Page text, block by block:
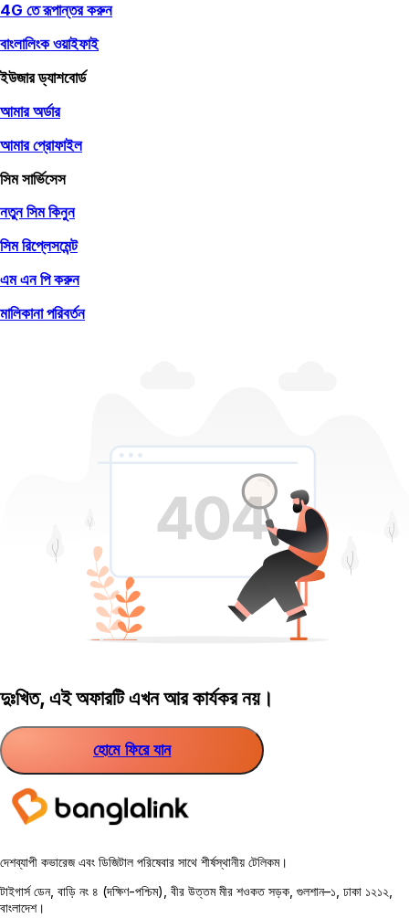
4G তে রূপান্তর করুন
বাংলালিংক ওয়াইফাই
ইউজার ড্যাশবোর্ড
আমার অর্ডার
আমার প্রোফাইল
সিম সার্ভিসেস
নতুন সিম কিনুন
সিম রিপ্লেসমেন্ট
এম এন পি করুন
মালিকানা পরিবর্তন
দুঃখিত, এই অফারটি এখন আর কার্যকর নয়।
হোমে ফিরে যান
দেশব্যাপী কভারেজ এবং ডিজিটাল পরিষেবার সাথে শীর্ষস্থানীয় টেলিকম।
টাইগার্স ডেন, বাড়ি নং ৪ (দক্ষিণ-পশ্চিম), বীর উত্তম মীর শওকত সড়ক, গুলশান–১, ঢাকা ১২১২,
বাংলাদেশ।